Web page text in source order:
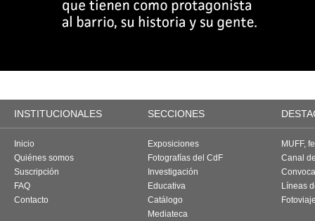
INSTITUCIONALES SECCIONES
Inicio
Quiénes somos
Suscripción
FAQ
Contacto
Exposiciones
Fotografías del CdF
Investigación
Educativa
Catálogo
Mediateca
MUFF,
Canal
Líneas